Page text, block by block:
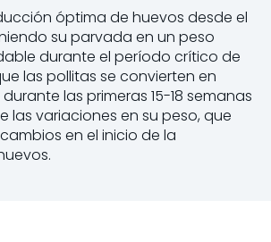
óptima de huevos desde el
su parvada en un peso
durante el período crítico de
las pollitas se convierten en
las primeras 15-18 semanas
las variaciones en su peso, que
en el inicio de la